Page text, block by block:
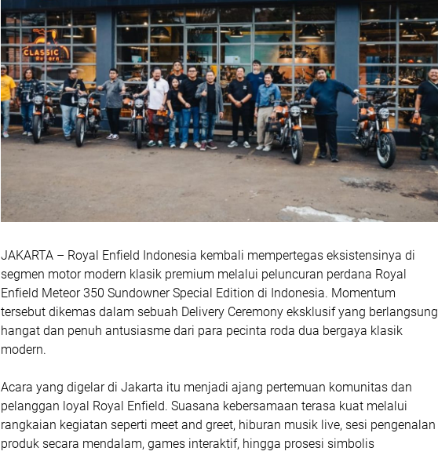
JAKARTA – Royal Enfield Indonesia kembali mempertegas eksistensinya di
segmen motor modern klasik premium melalui peluncuran perdana Royal
Enfield Meteor 350 Sundowner Special Edition di Indonesia. Momentum
tersebut dikemas dalam sebuah Delivery Ceremony eksklusif yang berlangsung
hangat dan penuh antusiasme dari para pecinta roda dua bergaya klasik
modern.
Acara yang digelar di Jakarta itu menjadi ajang pertemuan komunitas dan
pelanggan loyal Royal Enfield. Suasana kebersamaan terasa kuat melalui
rangkaian kegiatan seperti meet and greet, hiburan musik live, sesi pengenalan
produk secara mendalam, games interaktif, hingga prosesi simbolis